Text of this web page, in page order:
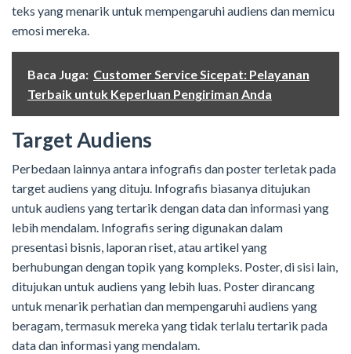
teks yang menarik untuk mempengaruhi audiens dan memicu
emosi mereka.
Baca Juga: Customer Service Sicepat: Pelayanan
Terbaik untuk Keperluan Pengiriman Anda
Target Audiens
Perbedaan lainnya antara infografis dan poster terletak pada
target audiens yang dituju. Infografis biasanya ditujukan
untuk audiens yang tertarik dengan data dan informasi yang
lebih mendalam. Infografis sering digunakan dalam
presentasi bisnis, laporan riset, atau artikel yang
berhubungan dengan topik yang kompleks. Poster, di sisi lain,
ditujukan untuk audiens yang lebih luas. Poster dirancang
untuk menarik perhatian dan mempengaruhi audiens yang
beragam, termasuk mereka yang tidak terlalu tertarik pada
data dan informasi yang mendalam.